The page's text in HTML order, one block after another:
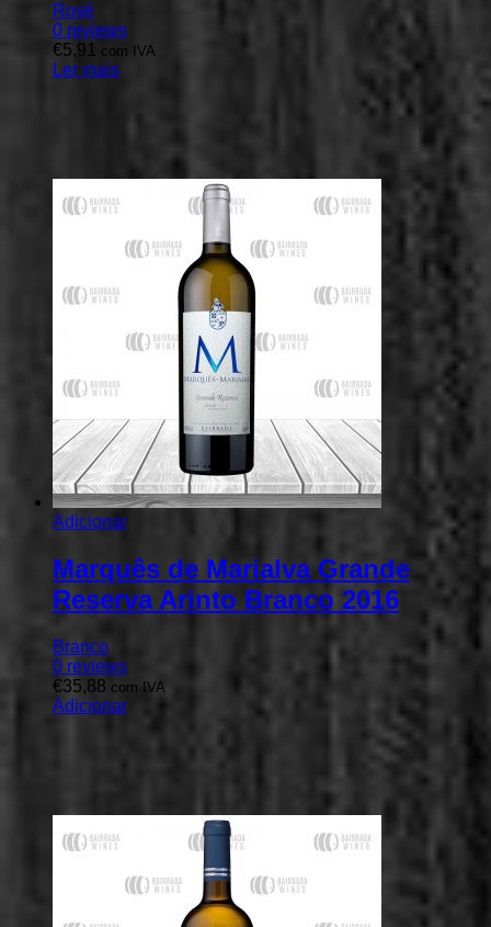
Rosé
0 reviews
€5,91 com IVA
Ler mais
Adicionar
Marquês de Marialva Grande
Reserva Arinto Branco 2016
Branco
0 reviews
€35,88 com IVA
Adicionar